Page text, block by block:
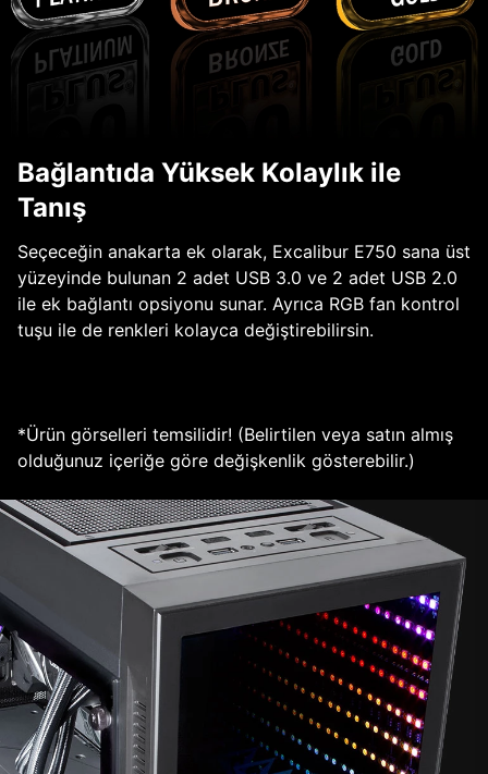
Bağlantıda Yüksek Kolaylık ile
Tanış
Seçeceğin anakarta ek olarak, Excalibur E750 sana üst
yüzeyinde bulunan 2 adet USB 3.0 ve 2 adet USB 2.0
ile ek bağlantı opsiyonu sunar. Ayrıca RGB fan kontrol
tuşu ile de renkleri kolayca değiştirebilirsin.
*Ürün görselleri temsilidir! (Belirtilen veya satın almış
olduğunuz içeriğe göre değişkenlik gösterebilir.)